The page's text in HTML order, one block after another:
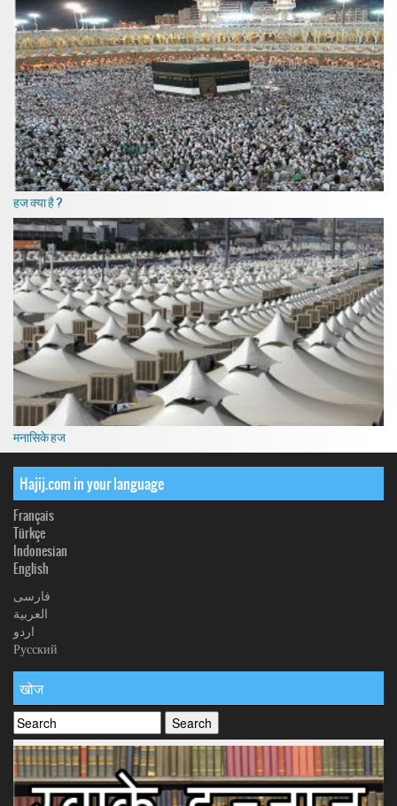
हज क्या है ?
मनासिके हज
Hajij.com in your language
Français
Türkçe
Indonesian
English
فارسی
العربیة
اردو
Русский
खोज